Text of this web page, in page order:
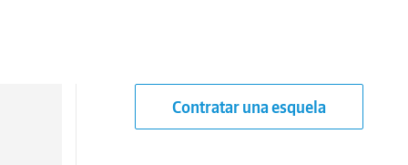
Contratar una esquela